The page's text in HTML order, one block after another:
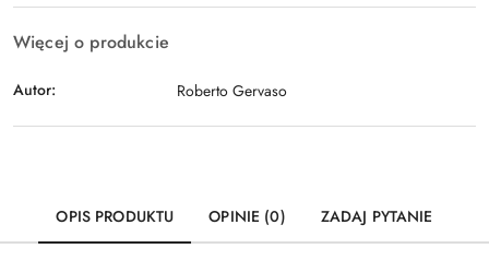
Więcej o produkcie
Autor: Roberto Gervaso
OPIS PRODUKTU OPINIE (0) ZADAJ PYTANIE